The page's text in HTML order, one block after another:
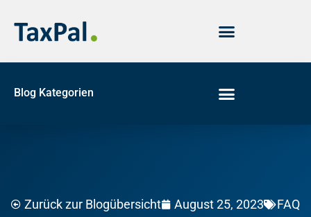
Blog Kategorien
Zurück zur Blogübersicht August 25, 2023 FAQ